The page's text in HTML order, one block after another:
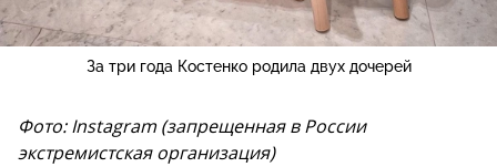
За три года Костенко родила двух дочерей
Фото: Instagram (запрещенная в России
экстремистская организация)